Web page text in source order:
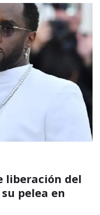
liberación del
pelea en